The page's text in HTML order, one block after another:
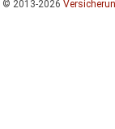
© 2013-2026